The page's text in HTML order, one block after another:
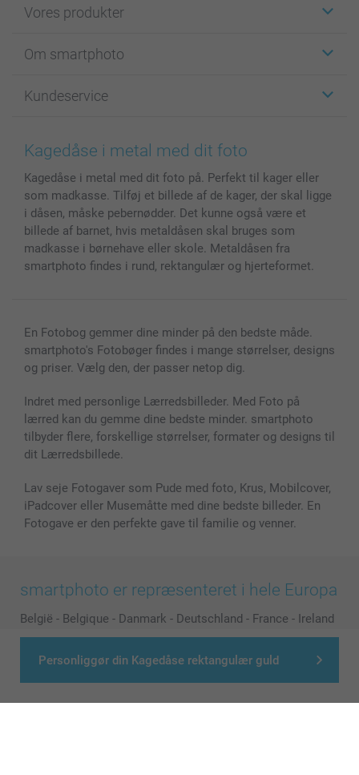
Personliggør din Kagedåse rektangulær guld
Vores produkter
Fotokort
Fotobøger
Billeder, Plakater & Fotohæfter
Cover til mobil & tablet
MyNameBook
Fotokalender & Kalenderbog
Fotorammer & Tilbehør
Alle fotoprodukter
Om smartphoto
For affiliate
Cookie Policy
Sitemap
Betingelser og garantier
Investor Relations
Kundeservice
100% tilfredshedsgaranti
smartbonus
Priser & betaling
Status for ordrer
Kagedåse i metal med dit foto
Kagedåse i metal med dit foto på. Perfekt til kager eller
som madkasse. Tilføj et billede af de kager, der skal ligge
i dåsen, måske pebernødder. Det kunne også være et
billede af barnet, hvis metaldåsen skal bruges som
madkasse i børnehave eller skole. Metaldåsen fra
smartphoto findes i rund, rektangulær og hjerteformet.
En Fotobog gemmer dine minder på den bedste måde.
smartphoto's Fotobøger findes i mange størrelser, designs
og priser. Vælg den, der passer netop dig.
Indret med personlige Lærredsbilleder. Med Foto på
lærred kan du gemme dine bedste minder. smartphoto
tilbyder flere, forskellige størrelser, formater og designs til
dit Lærredsbillede.
Lav seje Fotogaver som Pude med foto, Krus, Mobilcover,
iPadcover eller Musemåtte med dine bedste billeder. En
Fotogave er den perfekte gave til familie og venner.
smartphoto er repræsenteret i hele Europa
België - Belgique - Danmark - Deutschland - France - Ireland
- Nederland - Norge - Österreich - Schweiz - Suisse -
Switzerland - Suomi Sverige - United Kingdom -